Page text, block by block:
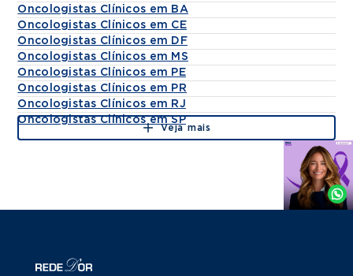
Oncologistas Clínicos em BA
Oncologistas Clínicos em CE
Oncologistas Clínicos em DF
Oncologistas Clínicos em MS
Oncologistas Clínicos em PE
Oncologistas Clínicos em PR
Oncologistas Clínicos em RJ
Oncologistas Clínicos em SP
Veja mais
Agende
Whatsapp